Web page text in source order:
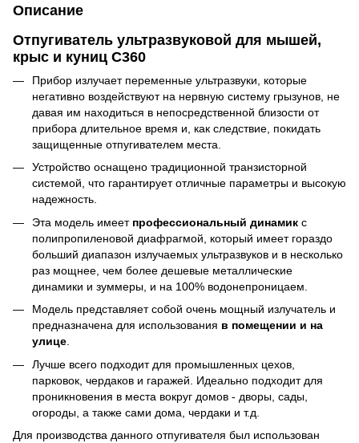
Описание
Отпугиватель ультразвуковой для мышей,
крыс и куниц C360
Прибор излучает переменные ультразвуки, которые
негативно воздействуют на нервную систему грызунов, не
давая им находиться в непосредственной близости от
прибора длительное время и, как следствие, покидать
защищенные отпугивателем места.
Устройство оснащено традиционной транзисторной
системой, что гарантирует отличные параметры и высокую
надежность.
Эта модель имеет профессиональный динамик с
полипропиленовой диафрагмой, который имеет гораздо
больший диапазон излучаемых ультразвуков и в несколько
раз мощнее, чем более дешевые металлические
динамики и зуммеры, и на 100% водонепроницаем.
Модель представляет собой очень мощный излучатель и
предназначена для использования в помещении и на
улице
Лучше всего подходит для промышленных цехов,
парковок, чердаков и гаражей. Идеально подходит для
проникновения в места вокруг домов - дворы, сады,
огороды, а также сами дома, чердаки и т.д.
Для производства данного отпугивателя был использован